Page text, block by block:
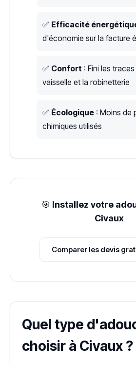
✅ Efficacité
d'économie sur la facture
✅ Confort : Fini les
vaisselle et la robinetterie
✅ Écologique : Moins de
chimiques utilisés
🎯 Installez votre
Civaux
Comparer les devis
Quel type
choisir à Civaux ?